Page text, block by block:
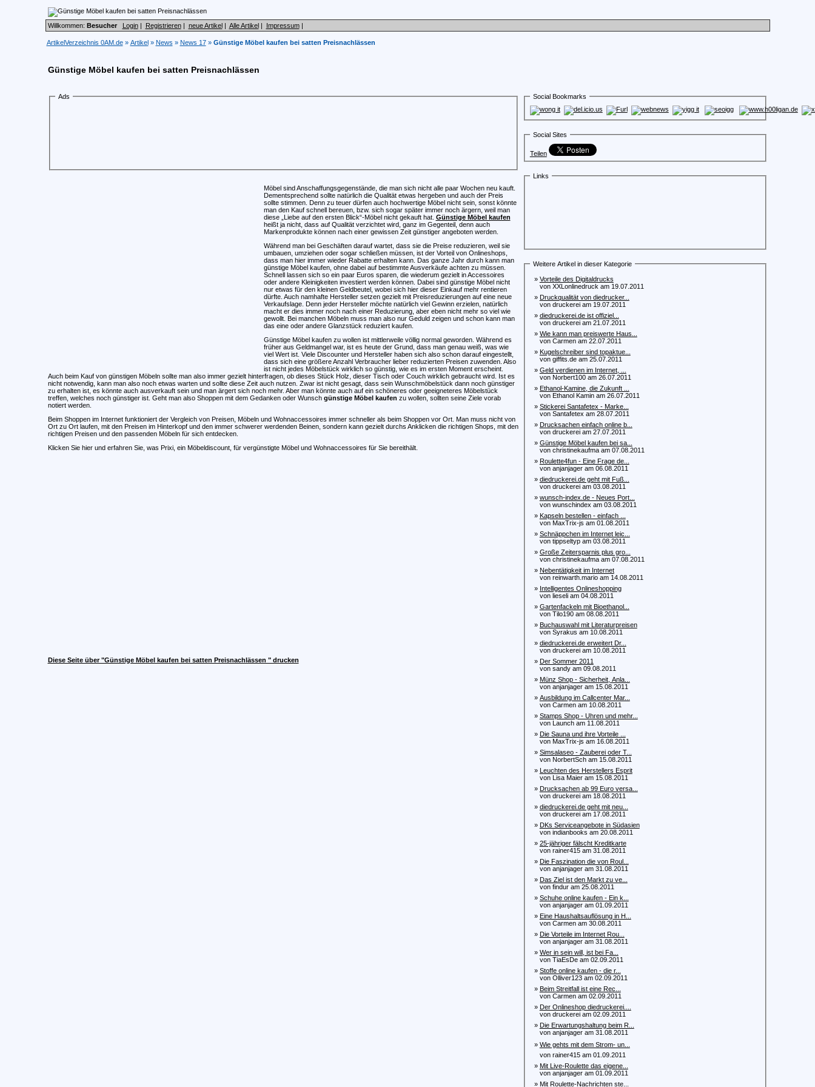
Willkommen: Besucher Login| Registrieren| neue Artikel| Alle Artikel| Impressum|
ArtikelVerzeichnis 0AM.de» Artikel» News » News 17» Günstige Möbel kaufen bei satten Preisnachlässen
Günstige Möbel kaufen bei satten Preisnachlässen
Ads
Möbel sind Anschaffungsgegenstände, die man sich nicht alle paar Wochen neu kauft.
Dementsprechend sollte natürlich die Qualität etwas hergeben und auch der Preis
sollte stimmen. Denn zu teuer dürfen auch hochwertige Möbel nicht sein, sonst könnte
man den Kauf schnell bereuen, bzw. sich sogar später immer noch ärgern, weil man
diese „Liebe auf den ersten Blick“-Möbel nicht gekauft hat. Günstige Möbel kaufen
heißt ja nicht, dass auf Qualität verzichtet wird, ganz im Gegenteil, denn auch
Markenprodukte können nach einer gewissen Zeit günstiger angeboten werden.
Während man bei Geschäften darauf wartet, dass sie die Preise reduzieren, weil sie
umbauen, umziehen oder sogar schließen müssen, ist der Vorteil von Onlineshops,
dass man hier immer wieder Rabatte erhalten kann. Das ganze Jahr durch kann man
günstige Möbel kaufen, ohne dabei auf bestimmte Ausverkäufe achten zu müssen.
Schnell lassen sich so ein paar Euros sparen, die wiederum gezielt in Accessoires
oder andere Kleinigkeiten investiert werden können. Dabei sind günstige Möbel nicht
nur etwas für den kleinen Geldbeutel, wobei sich hier dieser Einkauf mehr rentieren
dürfte. Auch namhafte Hersteller setzen gezielt mit Preisreduzierungen auf eine neue
Verkaufslage. Denn jeder Hersteller möchte natürlich viel Gewinn erzielen, natürlich
macht er dies immer noch nach einer Reduzierung, aber eben nicht mehr so viel wie
gewollt. Bei manchen Möbeln muss man also nur Geduld zeigen und schon kann man
das eine oder andere Glanzstück reduziert kaufen.
Günstige Möbel kaufen zu wollen ist mittlerweile völlig normal geworden. Während es
früher aus Geldmangel war, ist es heute der Grund, dass man genau weiß, was wie
viel Wert ist. Viele Discounter und Hersteller haben sich also schon darauf eingestellt,
dass sich eine größere Anzahl Verbraucher lieber reduzierten Preisen zuwenden. Also
ist nicht jedes Möbelstück wirklich so günstig, wie es im ersten Moment erscheint.
Auch beim Kauf von günstigen Möbeln sollte man also immer gezielt hinterfragen, ob dieses Stück Holz, dieser Tisch oder Couch wirklich gebraucht wird. Ist es
nicht notwendig, kann man also noch etwas warten und sollte diese Zeit auch nutzen. Zwar ist nicht gesagt, dass sein Wunschmöbelstück dann noch günstiger
zu erhalten ist, es könnte auch ausverkauft sein und man ärgert sich noch mehr. Aber man könnte auch auf ein schöneres oder geeigneteres Möbelstück
treffen, welches noch günstiger ist. Geht man also Shoppen mit dem Gedanken oder Wunsch günstige Möbel kaufen zu wollen, sollten seine Ziele vorab
notiert werden.
Beim Shoppen im Internet funktioniert der Vergleich von Preisen, Möbeln und Wohnaccessoires immer schneller als beim Shoppen vor Ort. Man muss nicht von
Ort zu Ort laufen, mit den Preisen im Hinterkopf und den immer schwerer werdenden Beinen, sondern kann gezielt durchs Anklicken die richtigen Shops, mit den
richtigen Preisen und den passenden Möbeln für sich entdecken.
Klicken Sie hier und erfahren Sie, was Prixi, ein Möbeldiscount, für vergünstigte Möbel und Wohnaccessoires für Sie bereithält.
Diese Seite über "Günstige Möbel kaufen bei satten Preisnachlässen " drucken
Social Bookmarks
Social Sites
Teilen
Links
Weitere Artikel in dieser Kategorie
» Vorteile des Digitaldrucks
von XXLonlinedruck am 19.07.2011
» Druckqualität von diedrucker...
von druckerei am 19.07.2011
» diedruckerei.de ist offiziel...
von druckerei am 21.07.2011
» Wie kann man preiswerte Haus...
von Carmen am 22.07.2011
» Kugelschreiber sind topaktue...
von giffits.de am 25.07.2011
» Geld verdienen im Internet, ...
von Norbert100 am 26.07.2011
» Ethanol-Kamine, die Zukunft ...
von Ethanol Kamin am 26.07.2011
» Stickerei Santafetex - Marke...
von Santafetex am 28.07.2011
» Drucksachen einfach online b...
von druckerei am 27.07.2011
» Günstige Möbel kaufen bei sa...
von christinekaufma am 07.08.2011
» Roulette4fun - Eine Frage de...
von anjanjager am 06.08.2011
» diedruckerei.de geht mit Fuß...
von druckerei am 03.08.2011
» wunsch-index.de - Neues Port...
von wunschindex am 03.08.2011
» Kapseln bestellen - einfach ...
von MaxTrix-js am 01.08.2011
» Schnäppchen im Internet leic...
von tippseltyp am 03.08.2011
» Große Zeitersparnis plus gro...
von christinekaufma am 07.08.2011
» Nebentätigkeit im Internet
von reinwarth.mario am 14.08.2011
» Intelligentes Onlineshopping
von lieseli am 04.08.2011
» Gartenfackeln mit Bioethanol...
von Tilo190 am 08.08.2011
» Buchauswahl mit Literaturpreisen
von Syrakus am 10.08.2011
» diedruckerei.de erweitert Dr...
von druckerei am 10.08.2011
» Der Sommer 2011
von sandy am 09.08.2011
» Münz Shop - Sicherheit, Anla...
von anjanjager am 15.08.2011
» Ausbildung im Callcenter Mar...
von Carmen am 10.08.2011
» Stamps Shop - Uhren und mehr...
von Launch am 11.08.2011
» Die Sauna und ihre Vorteile ...
von MaxTrix-js am 16.08.2011
» Simsalaseo - Zauberei oder T...
von NorbertSch am 15.08.2011
» Leuchten des Herstellers Esprit
von Lisa Maier am 15.08.2011
» Drucksachen ab 99 Euro versa...
von druckerei am 18.08.2011
» diedruckerei.de geht mit neu...
von druckerei am 17.08.2011
» DKs Serviceangebote in Südasien
von indianbooks am 20.08.2011
» 25-jähriger fälscht Kreditkarte
von rainer415 am 31.08.2011
» Die Faszination die von Roul...
von anjanjager am 31.08.2011
» Das Ziel ist den Markt zu ve...
von findur am 25.08.2011
» Schuhe online kaufen - Ein k...
von anjanjager am 01.09.2011
» Eine Haushaltsauflösung in H...
von Carmen am 30.08.2011
» Die Vorteile im Internet Rou...
von anjanjager am 31.08.2011
» Wer in sein will, ist bei Fa...
von TiaEsDe am 02.09.2011
» Stoffe online kaufen - die r...
von Olliver123 am 02.09.2011
» Beim Streitfall ist eine Rec...
von Carmen am 02.09.2011
» Der Onlineshop diedruckerei....
von druckerei am 02.09.2011
» Die Erwartungshaltung beim R...
von anjanjager am 31.08.2011
» Wie gehts mit dem Strom- un...
von rainer415 am 01.09.2011
» Mit Live-Roulette das eigene...
von anjanjager am 01.09.2011
» Mit Roulette-Nachrichten ste...